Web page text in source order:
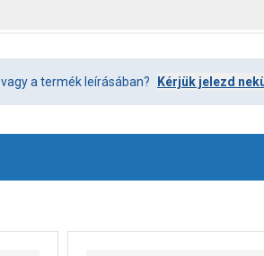
a termék leírásában? Kérjük jelezd